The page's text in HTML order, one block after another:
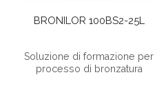
BRONILOR 100BS2-25L
Soluzione di formazione per
processo di bronzatura